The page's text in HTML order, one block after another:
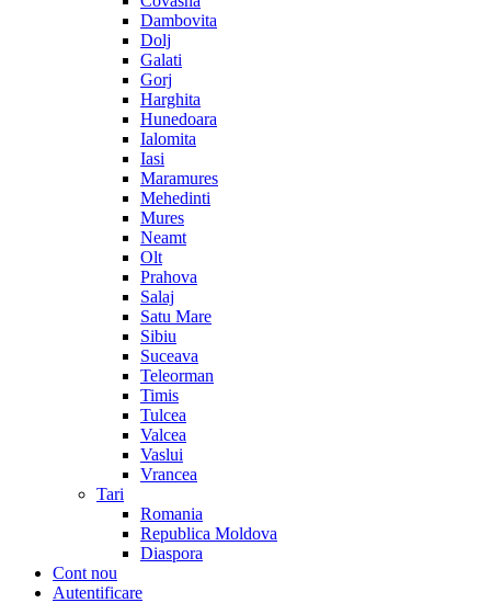
Dambovita
Dolj
Galati
Gorj
Harghita
Hunedoara
Ialomita
Iasi
Maramures
Mehedinti
Mures
Neamt
Olt
Prahova
Salaj
Satu Mare
Sibiu
Suceava
Teleorman
Timis
Tulcea
Valcea
Vaslui
Vrancea
Tari
Romania
Republica Moldova
Diaspora
Cont nou
Autentificare